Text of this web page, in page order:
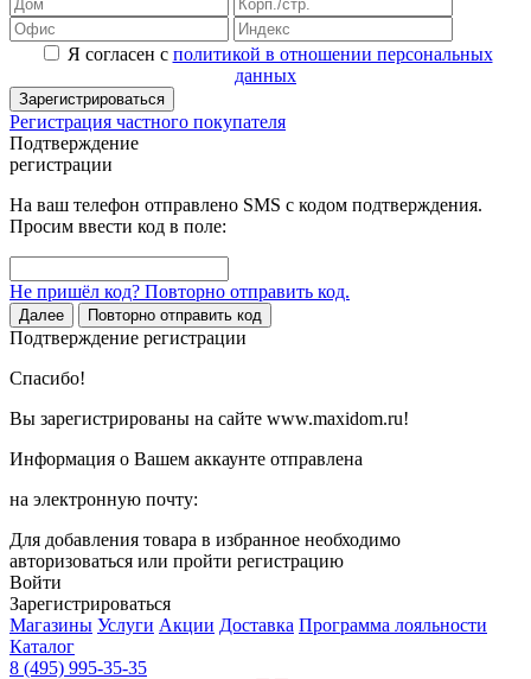
Я согласен с политикой в отношении персональных
данных
Зарегистрироваться
Регистрация частного покупателя
Подтверждение
регистрации
На ваш телефон отправлено SMS с кодом подтверждения.
Просим ввести код в поле:
Не пришёл код? Повторно отправить код.
Далее Повторно отправить код
Подтверждение регистрации
Спасибо!
Вы зарегистрированы на сайте www.maxidom.ru!
Информация о Вашем аккаунте отправлена
на электронную почту:
Для добавления товара в избранное необходимо
авторизоваться или пройти регистрацию
Войти
Зарегистрироваться
Магазины Услуги Акции Доставка Программа лояльности
Каталог
8 (495) 995-35-35